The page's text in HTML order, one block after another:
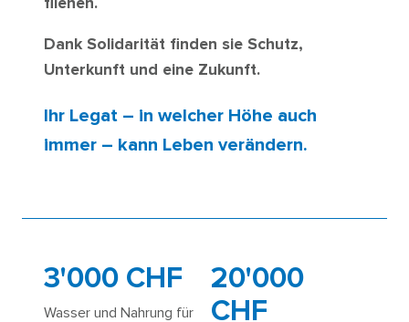
Dank Solidarität finden sie Schutz,
Unterkunft und eine Zukunft.
Ihr Legat – in welcher Höhe auch
immer – kann Leben verändern.
3'000 CHF
Wasser und Nahrung für
20'000
CHF